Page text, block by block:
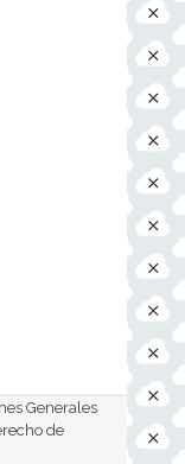
Generales
de